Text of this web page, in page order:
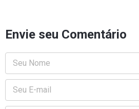
Envie seu Comentário